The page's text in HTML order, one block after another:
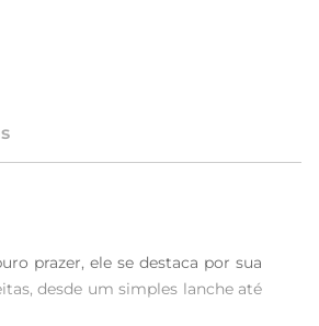
prazer, ele se destaca por sua
desde um simples lanche até